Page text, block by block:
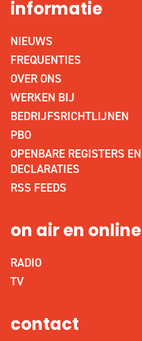
informatie
NIEUWS
FREQUENTIES
OVER ONS
WERKEN BIJ
BEDRIJFSRICHTLIJNEN
PBO
OPENBARE REGISTERS EN
DECLARATIES
RSS FEEDS
on air en online
RADIO
TV
contact